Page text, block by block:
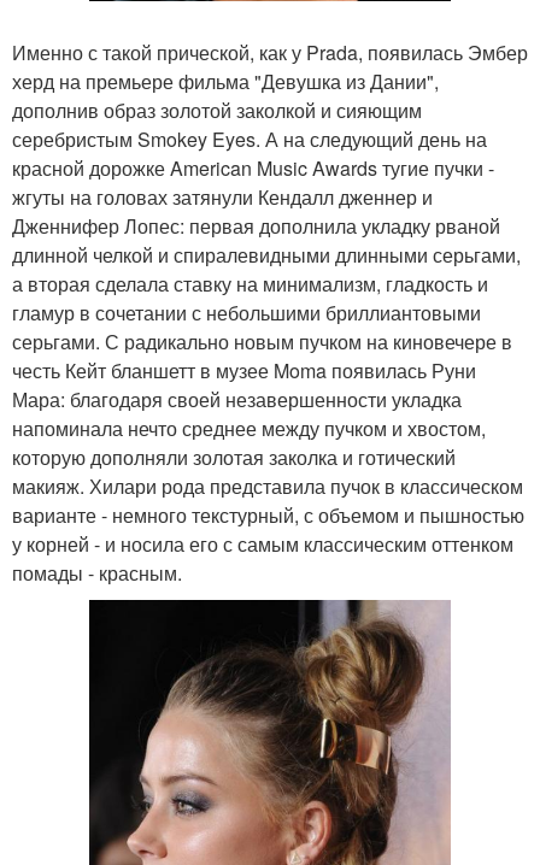
Именно с такой прической, как у Prada, появилась Эмбер
херд на премьере фильма "Девушка из Дании",
дополнив образ золотой заколкой и сияющим
серебристым Smokey Eyes. А на следующий день на
красной дорожке American Music Awards тугие пучки -
жгуты на головах затянули Кендалл дженнер и
Дженнифер Лопес: первая дополнила укладку рваной
длинной челкой и спиралевидными длинными серьгами,
а вторая сделала ставку на минимализм, гладкость и
гламур в сочетании с небольшими бриллиантовыми
серьгами. С радикально новым пучком на киновечере в
честь Кейт бланшетт в музее Moma появилась Руни
Мара: благодаря своей незавершенности укладка
напоминала нечто среднее между пучком и хвостом,
которую дополняли золотая заколка и готический
макияж. Хилари рода представила пучок в классическом
варианте - немного текстурный, с объемом и пышностью
у корней - и носила его с самым классическим оттенком
помады - красным.